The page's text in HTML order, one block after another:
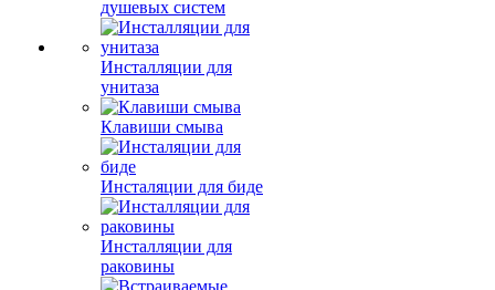
душевых систем
Инсталляции для
унитаза
Клавиши смыва
Инсталяции для биде
Инсталляции для
раковины